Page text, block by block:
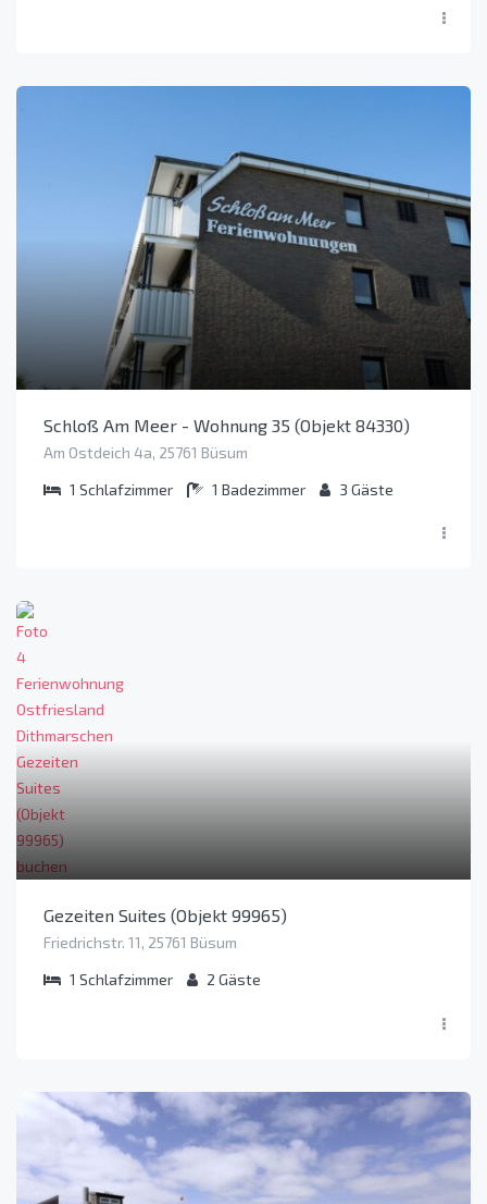
Schloß Am Meer - Wohnung 35 (Objekt 84330)
Am Ostdeich 4a, 25761 Büsum
1 Schlafzimmer 1 Badezimmer 3 Gäste
Gezeiten Suites (Objekt 99965)
Friedrichstr. 11, 25761 Büsum
1 Schlafzimmer 2 Gäste